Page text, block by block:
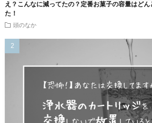
え？こんなに減ってたの？定番お菓子の容量はど
た！
頭のなか